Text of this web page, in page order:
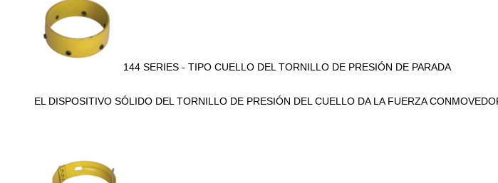
144 SERIES - TIPO CUELLO DEL TORNILLO DE PRESIÓN DE PARADA
EL DISPOSITIVO SÓLIDO DEL TORNILLO DE PRESIÓN DEL CUELLO DA LA FUERZA